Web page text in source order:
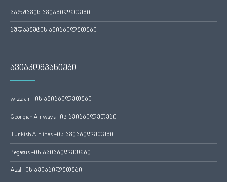
ვარშავის ავიაბილეთები
ბუდაპეშტის ავიაბილეთები
ავიაკომპანიები
wizz air -ის ავიაბილეთები
Georgian Airways -ის ავიაბილეთები
Turkish Airlines -ის ავიაბილეთები
Pegasus -ის ავიაბილეთები
Azal -ის ავიაბილეთები